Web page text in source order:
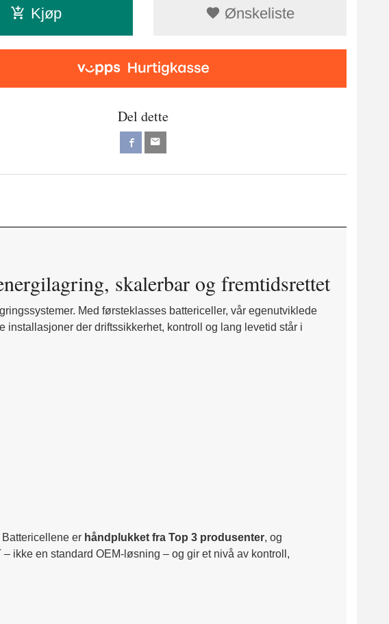
Kjøp Ønskeliste
Del dette
skalerbar og fremtidsrettet
Med førsteklasses battericeller, vår egenutviklede
installasjoner der driftssikkerhet, kontroll og lang levetid står i
er håndplukket fra Top 3 produsenter, og
ikke en standard OEM-løsning – og gir et nivå av kontroll,